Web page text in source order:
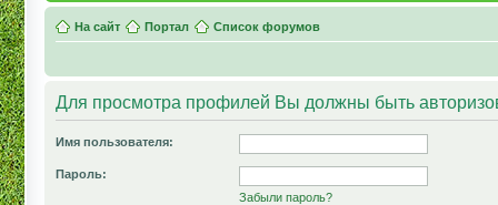
На сайт Портал Список форумов
Для просмотра профилей Вы должны быть
Имя пользователя:
Пароль:
Забыли пароль?